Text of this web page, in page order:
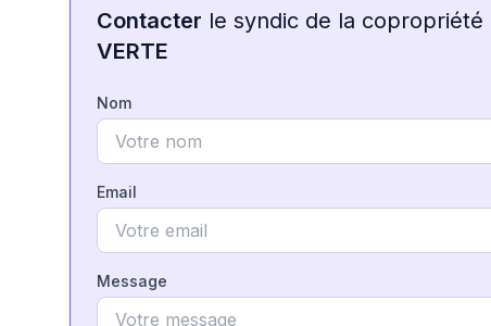
Contacter le syndic de la copropriété
VERTE
Nom
Email
Message